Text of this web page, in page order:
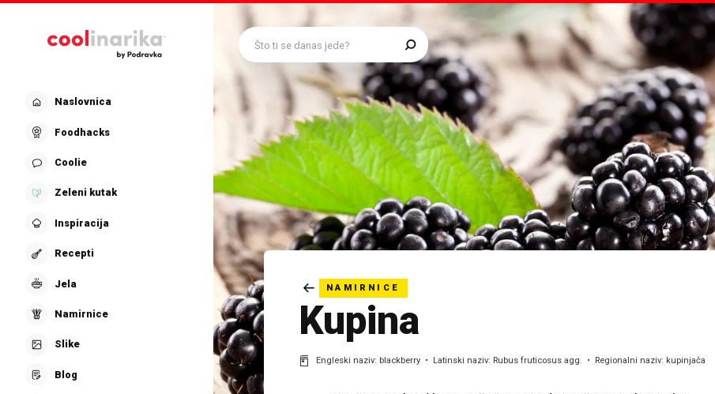
Naslovnica
Foodhacks
Coolie
Zeleni kutak
Inspiracija
Recepti
Jela
Namirnice
Slike
Blog
NAMIRNICE
Kupina
Engleski naziv: blackberry Latinski naziv: Rubus fruticosus agg. Regionalni naziv: kupinjača
Što ti se danas jede?